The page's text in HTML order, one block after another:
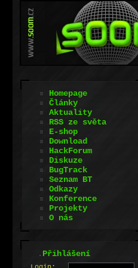
Homepage
Články
Aktuality
RSS ze světa
E-shop
Download
HackForum
Diskuze
BugTrack
Seznam BT
Odkazy
Konference
Projekty
O nás
.Přihlášení